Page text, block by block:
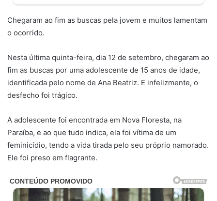
Chegaram ao fim as buscas pela jovem e muitos lamentam
o ocorrido.
Nesta última quinta-feira, dia 12 de setembro, chegaram ao
fim as buscas por uma adolescente de 15 anos de idade,
identificada pelo nome de Ana Beatriz. E infelizmente, o
desfecho foi trágico.
A adolescente foi encontrada em Nova Floresta, na
Paraíba, e ao que tudo indica, ela foi vítima de um
feminicídio, tendo a vida tirada pelo seu próprio namorado.
Ele foi preso em flagrante.